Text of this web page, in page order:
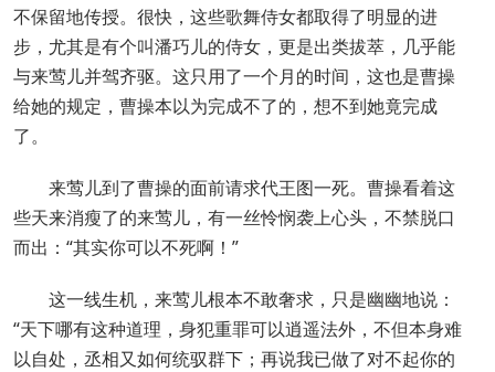
不保留地传授。很快，这些歌舞侍女都取得了明显的进
步，尤其是有个叫潘巧儿的侍女，更是出类拔萃，几乎能
与来莺儿并驾齐驱。这只用了一个月的时间，这也是曹操
给她的规定，曹操本以为完成不了的，想不到她竟完成
了。
来莺儿到了曹操的面前请求代王图一死。曹操看着这
些天来消瘦了的来莺儿，有一丝怜悯袭上心头，不禁脱口
而出：“其实你可以不死啊！”
这一线生机，来莺儿根本不敢奢求，只是幽幽地说：
“天下哪有这种道理，身犯重罪可以逍遥法外，不但本身难
以自处，丞相又如何统驭群下；再说我已做了对不起你的